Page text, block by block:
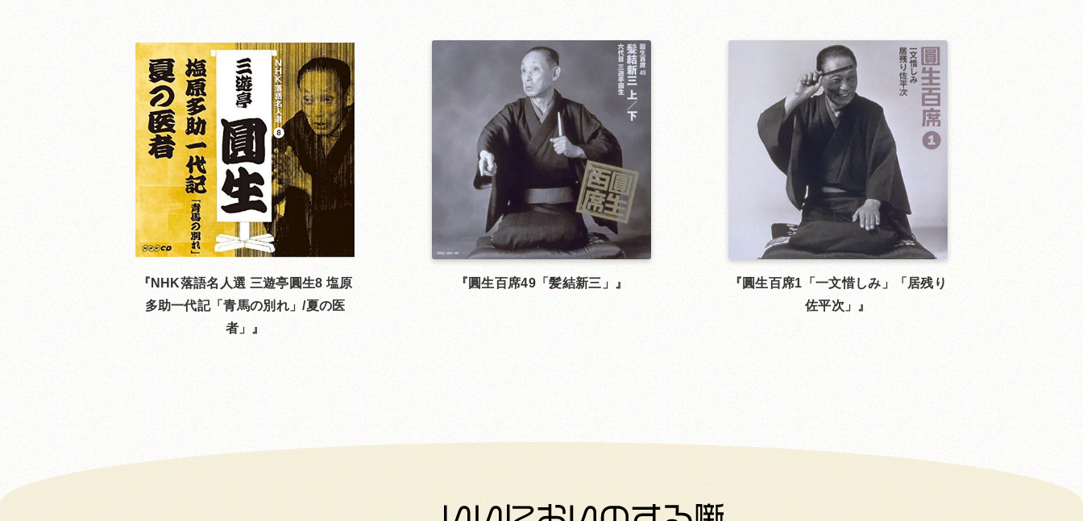
NHK落語名人選 三遊亭圓生8 塩原
多助一代記「青馬の別れ」/夏の医
者」
圓生百席49「髪結新三」
圓生百席1「一文惜しみ」「居残り
佐平次」